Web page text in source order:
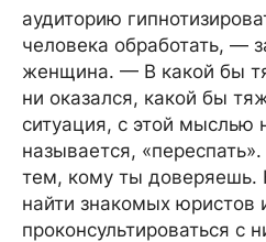
аудиторию
человека обработать, —
женщина. — В какой бы
ни оказался, какой бы
ситуация, с этой мыслью
называется,
тем, кому ты доверяешь.
найти знакомых юристов
проконсультироваться с